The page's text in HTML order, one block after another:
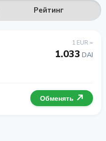
Рейтинг
1 EUR =
1.033 DAI
Обменять